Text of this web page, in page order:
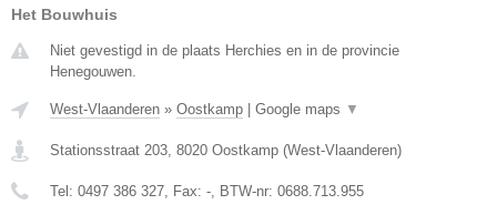
Het Bouwhuis
Niet gevestigd in de plaats Herchies en in de provincie
Henegouwen.
West-Vlaanderen » Oostkamp | Google maps ▼
Stationsstraat 203 8020 Oostkamp (West-Vlaanderen)
Tel: 0497 386 327 , Fax: - , BTW-nr: 0688.713.955